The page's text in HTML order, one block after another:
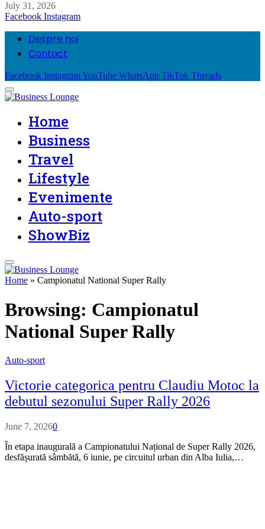
July 31, 2026
Facebook Instagram
Despre noi
Contact
Facebook InstagramYouTube WhatsApp TikTok Threads
Home
Business
Travel
Lifestyle
Evenimente
Auto-sport
ShowBiz
Home » Campionatul National Super Rally
Browsing: Campionatul
National Super Rally
Auto-sport
Victorie categorica pentru Claudiu Motoc la
debutul sezonului Super Rally 2026
June 7, 20260
În etapa inaugurală a Campionatului Național de Super Rally 2026,
desfășurată sâmbătă, 6 iunie, pe circuitul urban din Alba Iulia,…